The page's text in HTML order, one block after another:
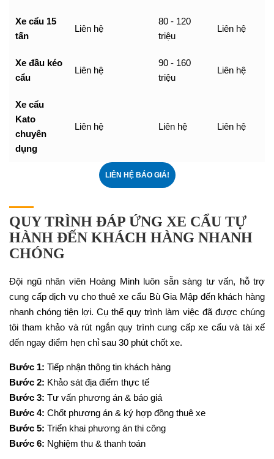
Xe cẩu 15
tấn
Liên hệ
80 - 120
triệu
Liên hệ
Xe đầu kéo
cẩu
Liên hệ
90 - 160
triệu
Liên hệ
Xe cẩu
Kato
chuyên
dụng
Liên hệ Liên hệ Liên hệ
LIÊN HỆ BÁO GIÁ!
QUY TRÌNH ĐÁP ỨNG XE CẨU TỰ
HÀNH ĐẾN KHÁCH HÀNG NHANH
CHÓNG
Đội ngũ nhân viên Hoàng Minh luôn sẵn sàng tư vấn, hỗ trợ
cung cấp dịch vụ cho thuê xe cẩu Bù Gia Mập đến khách hàng
nhanh chóng tiện lợi. Cụ thể quy trình làm việc đã được chúng
tôi tham khảo và rút ngắn quy trình cung cấp xe cẩu và tài xế
đến ngay điểm hẹn chỉ sau 30 phút chốt xe.
Bước 1: Tiếp nhận thông tin khách hàng
Bước 2: Khảo sát địa điểm thực tế
Bước 3: Tư vấn phương án & báo giá
Bước 4: Chốt phương án & ký hợp đồng thuê xe
Bước 5: Triển khai phương án thi công
Bước 6: Nghiệm thu & thanh toán